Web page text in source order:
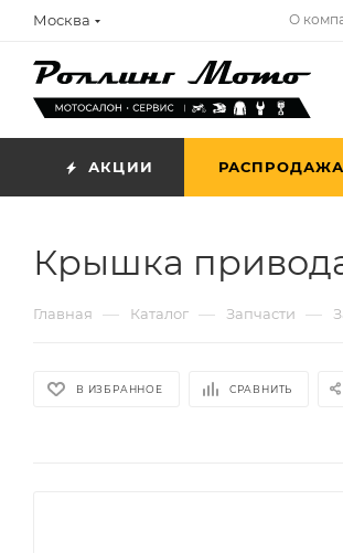
Москва О
АКЦИИ РАСПРОДАЖА
Крышка привода
Главная — Каталог — Запчасти —
В ИЗБРАННОЕ СРАВНИТЬ